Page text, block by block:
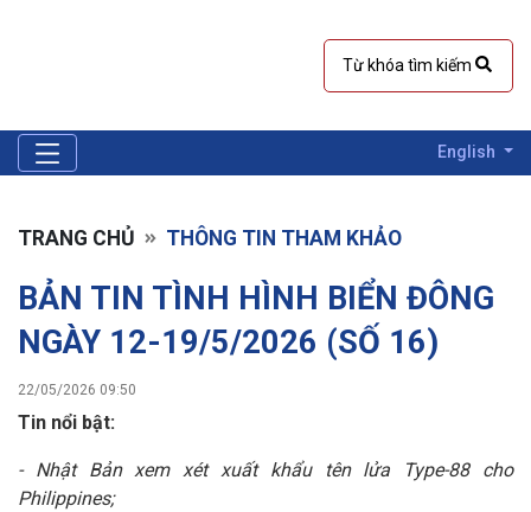
English
TRANG CHỦ THÔNG TIN THAM KHẢO
BẢN TIN TÌNH HÌNH BIỂN ĐÔNG
NGÀY 12-19/5/2026 (SỐ 16)
22/05/2026 09:50
Tin nổi bật:
- Nhật Bản xem xét xuất khẩu tên lửa Type-88 cho
Philippines;